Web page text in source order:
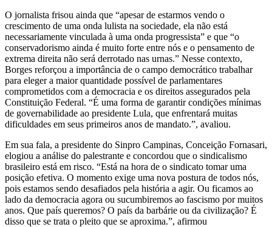
O jornalista frisou ainda que “apesar de estarmos vendo o
crescimento de uma onda lulista na sociedade, ela não está
necessariamente vinculada à uma onda progressista” e que “o
conservadorismo ainda é muito forte entre nós e o pensamento de
extrema direita não será derrotado nas urnas.” Nesse contexto,
Borges reforçou a importância de o campo democrático trabalhar
para eleger a maior quantidade possível de parlamentares
comprometidos com a democracia e os direitos assegurados pela
Constituição Federal. “É uma forma de garantir condições mínimas
de governabilidade ao presidente Lula, que enfrentará muitas
dificuldades em seus primeiros anos de mandato.”, avaliou.
Em sua fala, a presidente do Sinpro Campinas, Conceição Fornasari,
elogiou a análise do palestrante e concordou que o sindicalismo
brasileiro está em risco. “Está na hora de o sindicato tomar uma
posição efetiva. O momento exige uma nova postura de todos nós,
pois estamos sendo desafiados pela história a agir. Ou ficamos ao
lado da democracia agora ou sucumbiremos ao fascismo por muitos
anos. Que país queremos? O país da barbárie ou da civilização? É
disso que se trata o pleito que se aproxima.”, afirmou